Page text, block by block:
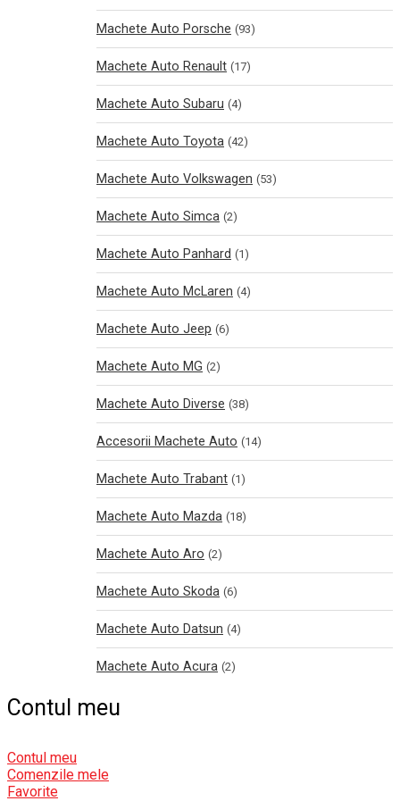
Machete Auto Porsche (93)
Machete Auto Renault (17)
Machete Auto Subaru (4)
Machete Auto Toyota (42)
Machete Auto Volkswagen (53)
Machete Auto Simca (2)
Machete Auto Panhard (1)
Machete Auto McLaren (4)
Machete Auto Jeep (6)
Machete Auto MG (2)
Machete Auto Diverse (38)
Accesorii Machete Auto (14)
Machete Auto Trabant (1)
Machete Auto Mazda (18)
Machete Auto Aro (2)
Machete Auto Skoda (6)
Machete Auto Datsun (4)
Machete Auto Acura (2)
Contul meu
Contul meu
Comenzile mele
Favorite